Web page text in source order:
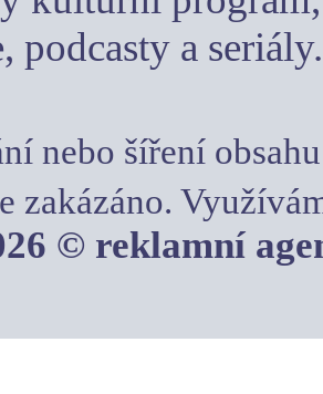
podcasty a seriály.
nebo šíření
zakázáno.
© reklamní